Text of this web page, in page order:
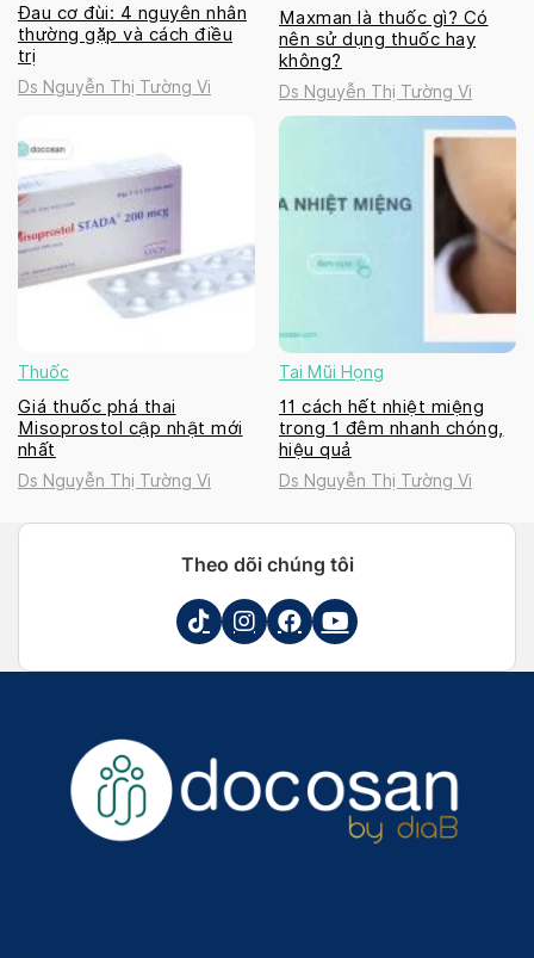
Đau cơ đùi: 4 nguyên nhân
thường gặp và cách điều
trị
Ds Nguyễn Thị Tường Vi
Maxman là thuốc gì? Có
nên sử dụng thuốc hay
không?
Ds Nguyễn Thị Tường Vi
Thuốc
Giá thuốc phá thai
Misoprostol cập nhật mới
nhất
Ds Nguyễn Thị Tường Vi
Tai Mũi Họng
11 cách hết nhiệt miệng
trong 1 đêm nhanh chóng,
hiệu quả
Ds Nguyễn Thị Tường Vi
Theo dõi chúng tôi